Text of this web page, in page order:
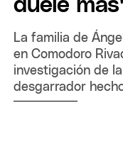
duele
La familia de
en Comodoro
investigación de
desgarrador